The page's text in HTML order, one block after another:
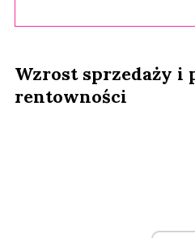
Wzrost sprzedaży i
rentowności